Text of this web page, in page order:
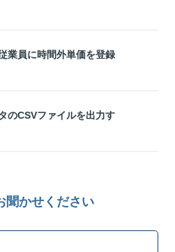
業員に時間外単価を登録
のCSVファイルを出力す
聞かせください